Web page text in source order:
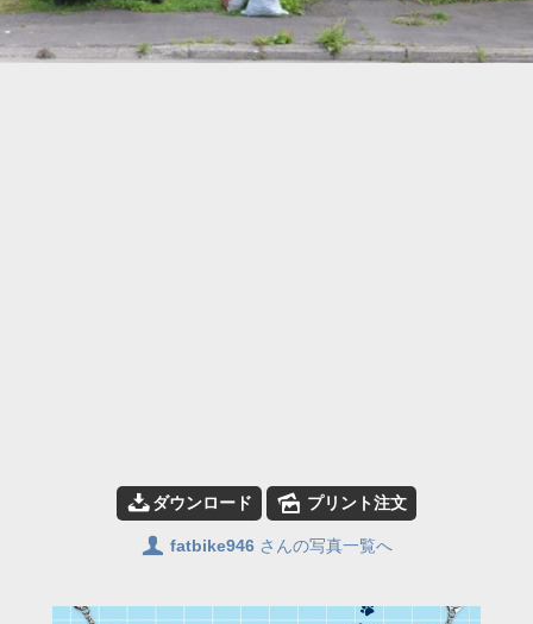
📥ダウンロード 🌄 プリント注文
👤 fatbike946 さんの写真一覧へ